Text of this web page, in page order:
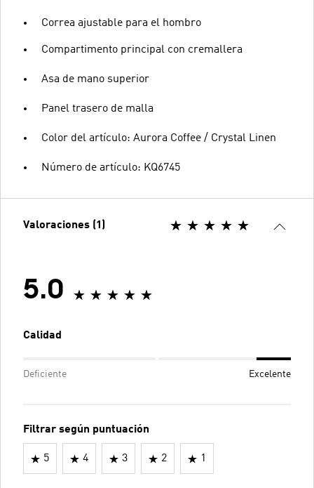
Correa ajustable para el hombro
Compartimento principal con cremallera
Asa de mano superior
Panel trasero de malla
Color del artículo: Aurora Coffee / Crystal Linen
Número de artículo: KQ6745
Valoraciones (1)
5.0
Calidad
Deficiente Excelente
Filtrar según puntuación
5 4 3 2 1